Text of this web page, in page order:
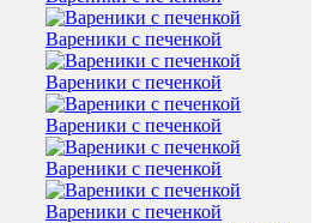
Вареники с печенкой
Вареники с печенкой
Вареники с печенкой
Вареники с печенкой
Вареники с печенкой